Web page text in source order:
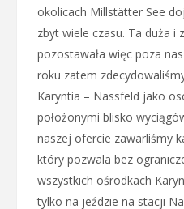
okolicach Millstätter See
zbyt wiele czasu. Ta duża i
pozostawała więc poza
roku zatem
Karyntia – Nassfeld jako
położonymi blisko
naszej ofercie zawarliśmy
który pozwala bez
wszystkich ośrodkach
tylko na jeździe na stacji